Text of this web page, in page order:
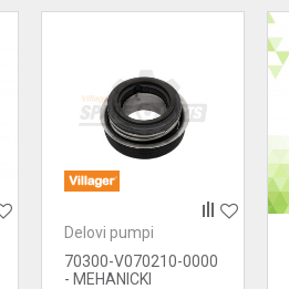
Delovi pumpi
70300-V070210-0000
- MEHANICKI